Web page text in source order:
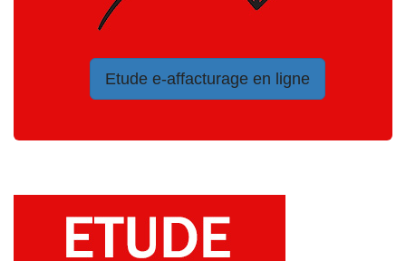
Etude e-affacturage en ligne